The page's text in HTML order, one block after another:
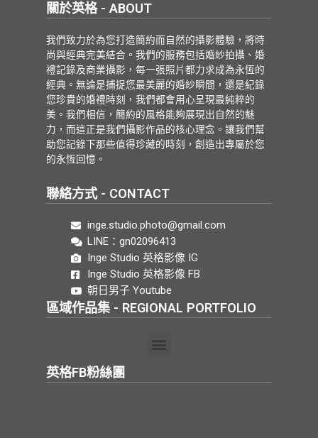
關於英格 - ABOUT
我們致力於為您打造簡約而自然的攝影體驗，將時
尚與經典完美結合。我們的服務包括婚紗拍攝、婚
禮記錄及商業攝影，每一張照片都力求成為永恆的
經典。無論是捕捉您最美麗的婚紗瞬間，還是紀錄
您珍貴的婚禮時刻，我們都會用心呈現最純粹的
美。我們相信，簡約的風格能夠展現出自然的魅
力，而這正是我們攝影作品的核心理念。讓我們幫
助您記錄下那些值得珍藏的時刻，創造出專屬於您
的永恆回憶。
聯絡方式 - CONTACT
inge.studio.photo@gmail.com
LINE：gn02096413
Inge Studio 英格影像 IG
Inge Studio 英格影像 FB
朝日男子 Youtube
區域作品集 - REGIONAL PORTFOLIO
英格FB粉絲團